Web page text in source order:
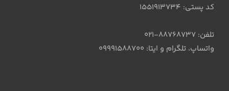
کد پستی: 1551913734
تلفن: 88768737-021
واتساپ، تلگرام و ایتا: 09991588700